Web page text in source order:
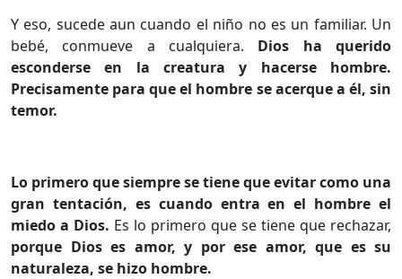
Y eso, sucede aun cuando el niño no es un familiar. Un
bebé, conmueve a cualquiera. Dios ha querido
esconderse en la creatura y hacerse hombre.
Precisamente para que el hombre se acerque a él, sin
temor.
Lo primero que siempre se tiene que evitar como una
gran tentación, es cuando entra en el hombre el
miedo a Dios. Es lo primero que se tiene que rechazar,
porque Dios es amor, y por ese amor, que es su
naturaleza, se hizo hombre.